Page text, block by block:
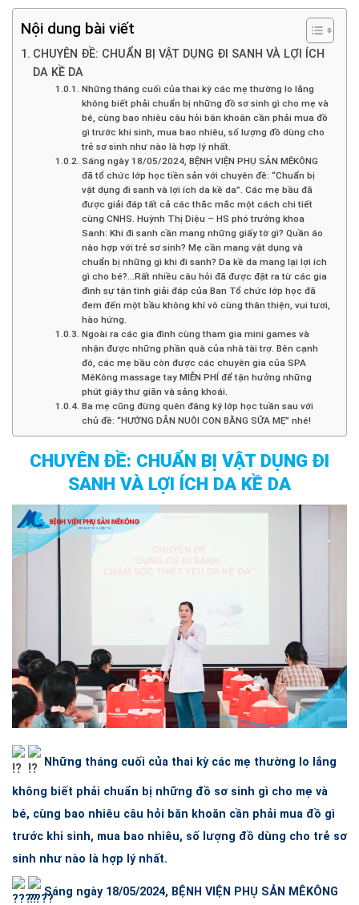
Nội dung bài viết
CHUYÊN ĐỀ: CHUẨN BỊ VẬT DỤNG ĐI SANH VÀ LỢI ÍCH
DA KỀ DA
Những tháng cuối của thai kỳ các mẹ thường lo lắng
không biết phải chuẩn bị những đồ sơ sinh gì cho mẹ và
bé, cùng bao nhiêu câu hỏi băn khoăn cần phải mua đồ
gì trước khi sinh, mua bao nhiêu, số lượng đồ dùng cho
trẻ sơ sinh như nào là hợp lý nhất.
Sáng ngày 18/05/2024, BỆNH VIỆN PHỤ SẢN MÊKÔNG
đã tổ chức lớp học tiền sản với chuyên đề: “Chuẩn bị
vật dụng đi sanh và lợi ích da kề da”. Các mẹ bầu đã
được giải đáp tất cả các thắc mắc một cách chi tiết
cùng CNHS. Huỳnh Thị Diệu – HS phó trưởng khoa
Sanh: Khi đi sanh cần mang những giấy tờ gì? Quần áo
nào hợp với trẻ sơ sinh? Mẹ cần mang vật dụng và
chuẩn bị những gì khi đi sanh? Da kề da mang lại lợi ích
gì cho bé?…Rất nhiều câu hỏi đã được đặt ra từ các gia
đình sự tận tình giải đáp của Ban Tổ chức lớp học đã
đem đến một bầu không khí vô cùng thân thiện, vui tươi,
hào hứng.
Ngoài ra các gia đình cùng tham gia mini games và
nhận được những phần quà của nhà tài trợ. Bên cạnh
đó, các mẹ bầu còn được các chuyên gia của SPA
MêKông massage tay MIỄN PHÍ để tận hưởng những
phút giây thư giãn và sảng khoái.
Ba mẹ cũng đừng quên đăng ký lớp học tuần sau với
chủ đề: “HƯỚNG DẪN NUÔI CON BẰNG SỮA MẸ” nhé!
CHUYÊN ĐỀ: CHUẨN BỊ VẬT DỤNG ĐI
SANH VÀ LỢI ÍCH DA KỀ DA
Những tháng cuối của thai kỳ các mẹ thường lo lắng
không biết phải chuẩn bị những đồ sơ sinh gì cho mẹ và
bé, cùng bao nhiêu câu hỏi băn khoăn cần phải mua đồ gì
trước khi sinh, mua bao nhiêu, số lượng đồ dùng cho trẻ sơ
sinh như nào là hợp lý nhất.
Sáng ngày 18/05/2024, BỆNH VIỆN PHỤ SẢN MÊKÔNG